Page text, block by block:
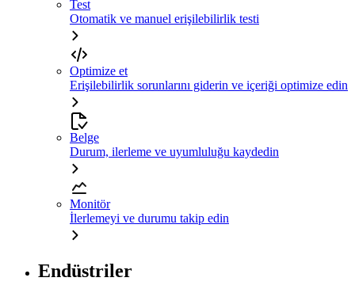
Test
Otomatik ve manuel erişilebilirlik testi
Optimize et
Erişilebilirlik sorunlarını giderin ve içeriği optimize edin
Belge
Durum, ilerleme ve uyumluluğu kaydedin
Monitör
İlerlemeyi ve durumu takip edin
Endüstriler